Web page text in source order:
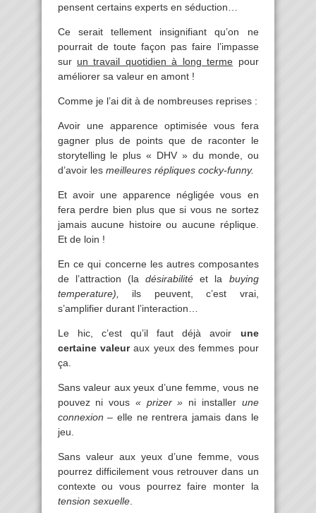
pensent certains experts en séduction…
Ce serait tellement insignifiant qu’on ne
pourrait de toute façon pas faire l’impasse
sur un travail quotidien à long terme pour
améliorer sa valeur en amont !
Comme je l’ai dit à de nombreuses reprises :
Avoir une apparence optimisée vous fera
gagner plus de points que de raconter le
storytelling le plus « DHV » du monde, ou
d’avoir les meilleures répliques cocky-funny.
Et avoir une apparence négligée vous en
fera perdre bien plus que si vous ne sortez
jamais aucune histoire ou aucune réplique.
Et de loin !
En ce qui concerne les autres composantes
de l’attraction (la désirabilitéet la buying
temperature), ils
peuvent, c’est vrai,
s’amplifier durant l’interaction…
Le hic, c’est qu’il faut déjà avoir une
certaine valeuraux yeux des femmes pour
ça.
Sans valeur aux yeux d’une femme, vous ne
pouvez ni vous « prizer » ni installer une
connexion – elle ne rentrera jamais dans le
jeu.
Sans valeur aux yeux d’une femme, vous
pourrez difficilement vous retrouver dans un
contexte ou vous pourrez faire monter la
tension sexuelle.